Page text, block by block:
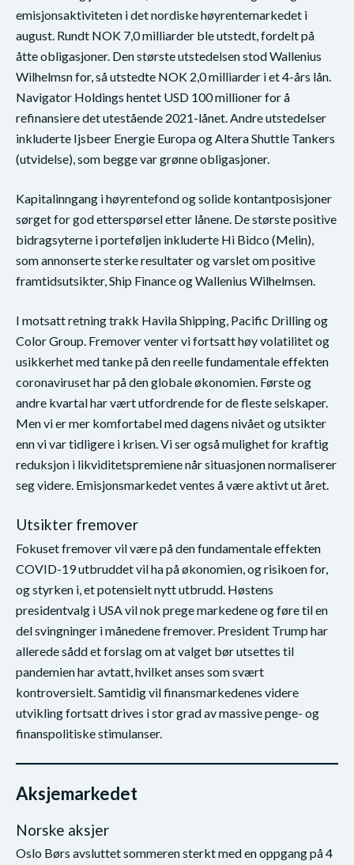
emisjonsaktiviteten i det nordiske høyrentemarkedet i
august. Rundt NOK 7,0 milliarder ble utstedt, fordelt på
åtte obligasjoner. Den største utstedelsen stod Wallenius
Wilhelmsn for, så utstedte NOK 2,0 milliarder i et 4-års lån.
Navigator Holdings hentet USD 100 millioner for å
refinansiere det utestående 2021-lånet. Andre utstedelser
inkluderte Ijsbeer Energie Europa og Altera Shuttle Tankers
(utvidelse), som begge var grønne obligasjoner.
Kapitalinngang i høyrentefond og solide kontantposisjoner
sørget for god etterspørsel etter lånene. De største positive
bidragsyterne i porteføljen inkluderte Hi Bidco (Melin),
som annonserte sterke resultater og varslet om positive
framtidsutsikter, Ship Finance og Wallenius Wilhelmsen.
I motsatt retning trakk Havila Shipping, Pacific Drilling og
Color Group. Fremover venter vi fortsatt høy volatilitet og
usikkerhet med tanke på den reelle fundamentale effekten
coronaviruset har på den globale økonomien. Første og
andre kvartal har vært utfordrende for de fleste selskaper.
Men vi er mer komfortabel med dagens nivået og utsikter
enn vi var tidligere i krisen. Vi ser også mulighet for kraftig
reduksjon i likviditetspremiene når situasjonen normaliserer
seg videre. Emisjonsmarkedet ventes å være aktivt ut året.
Utsikter fremover
Fokuset fremover vil være på den fundamentale effekten
COVID-19 utbruddet vil ha på økonomien, og risikoen for,
og styrken i, et potensielt nytt utbrudd. Høstens
presidentvalg i USA vil nok prege markedene og føre til en
del svingninger i månedene fremover. President Trump har
allerede sådd et forslag om at valget bør utsettes til
pandemien har avtatt, hvilket anses som svært
kontroversielt. Samtidig vil finansmarkedenes videre
utvikling fortsatt drives i stor grad av massive penge- og
finanspolitiske stimulanser.
Aksjemarkedet
Norske aksjer
Oslo Børs avsluttet sommeren sterkt med en oppgang på 4